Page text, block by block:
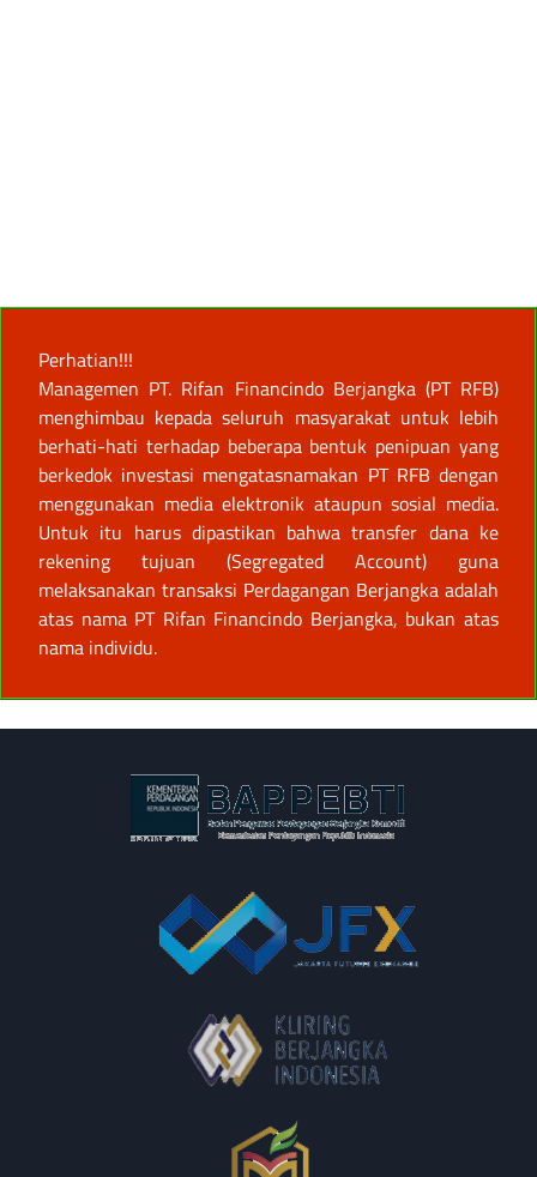
Perhatian!!!
Managemen PT. Rifan Financindo Berjangka (PT RFB)
menghimbau kepada seluruh masyarakat untuk lebih
berhati-hati terhadap beberapa bentuk penipuan yang
berkedok investasi mengatasnamakan PT RFB dengan
menggunakan media elektronik ataupun sosial media.
Untuk itu harus dipastikan bahwa transfer dana ke
rekening tujuan (Segregated Account) guna
melaksanakan transaksi Perdagangan Berjangka adalah
atas nama PT Rifan Financindo Berjangka, bukan atas
nama individu.